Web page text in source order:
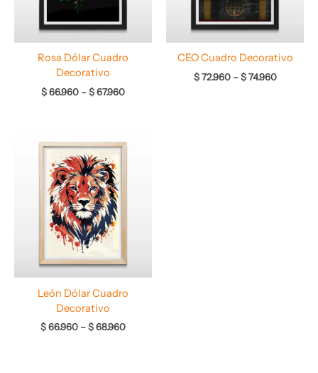
Rosa Dólar Cuadro
Decorativo
$66.960 –$67.960
CEO Cuadro Decorativo
$72.960 – $74.960
León Dólar Cuadro
Decorativo
$66.960 –$68.960
de